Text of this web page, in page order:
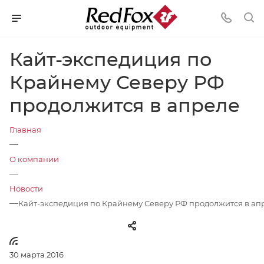
Кайт-экспедиция по
Крайнему Северу РФ
продолжится в апреле
Главная
—
О компании
—
Новости
—Кайт-экспедиция по Крайнему Северу РФ продолжится в
30 марта 2016